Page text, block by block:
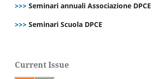
>>> Seminari annuali Associazione DPCE
>>> Seminari Scuola DPCE
Current Issue